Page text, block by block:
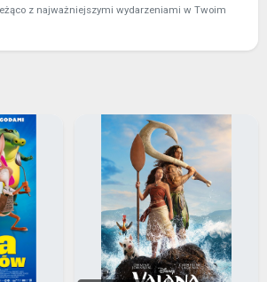
z najważniejszymi wydarzeniami w Twoim